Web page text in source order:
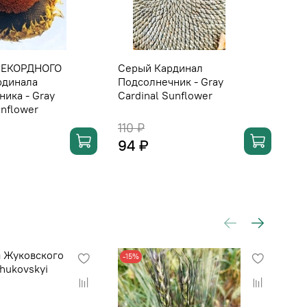
- Gray
Серый Кардинал
Подсолнечник - Gray
Cardinal Sunflower
110 ₽
94 ₽
-15%